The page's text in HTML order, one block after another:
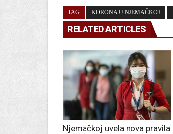
TAG KORONA U NJEMAČKOJ
RELATED ARTICLES
Njemačkoj uvela nova pravila